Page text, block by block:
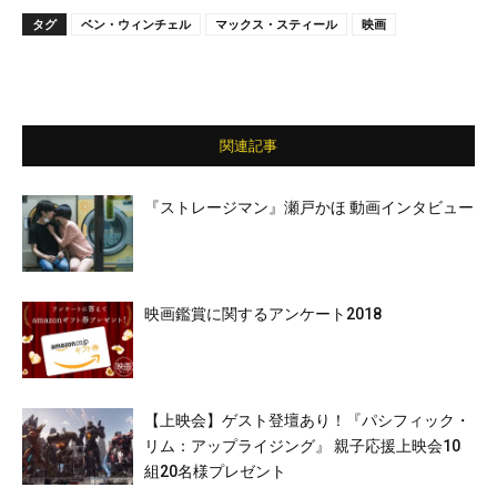
タグ ベン・ウィンチェル マックス・スティール 映画
関連記事
『ストレージマン』瀬戸かほ 動画インタビュー
映画鑑賞に関するアンケート2018
【上映会】ゲスト登壇あり！『パシフィック・
リム：アップライジング』 親子応援上映会10
組20名様プレゼント